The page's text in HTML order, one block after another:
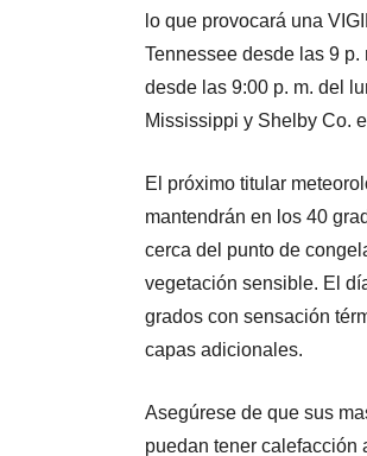
lo que provocará una
Tennessee desde las 9
desde las 9:00 p. m. del
Mississippi y Shelby Co.
El próximo titular
mantendrán en los 40
cerca del punto de
vegetación sensible. El
grados con sensación
capas adicionales.
Asegúrese de que sus
puedan tener calefacción